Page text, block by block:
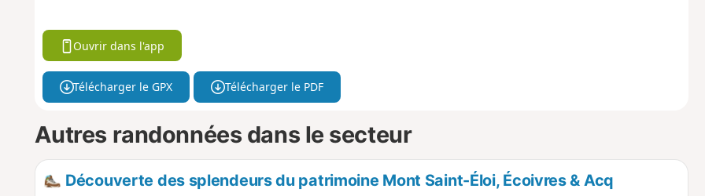
Ouvrir dans l'app
Télécharger le GPX Télécharger le PDF
Autres randonnées dans le secteur
Découverte des splendeurs du patrimoine Mont Saint-Éloi, Écoivres & Acq